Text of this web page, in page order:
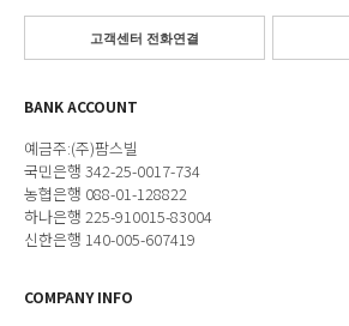
고객센터 전화연결
BANK ACCOUNT
예금주:(주)팜스빌
국민은행 342-25-0017-734
농협은행 088-01-128822
하나은행 225-910015-83004
신한은행 140-005-607419
COMPANY INFO